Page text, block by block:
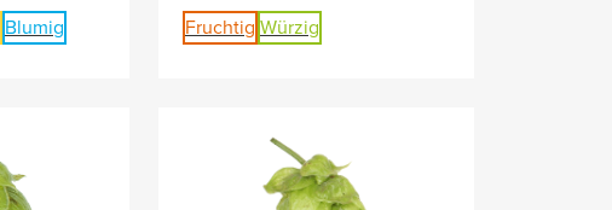
Blumig Fruchtig Würzig